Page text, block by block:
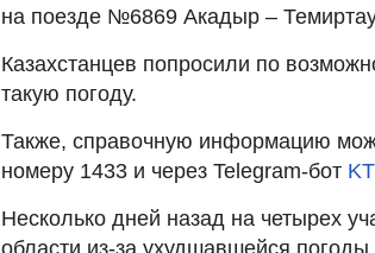
на поезде №6869 Акадыр –
Казахстанцев попросили по
такую погоду.
Также, справочную информацию
номеру 1433 и через Telegram-бот
Несколько дней назад на четырех
области из-за ухудшавшейся